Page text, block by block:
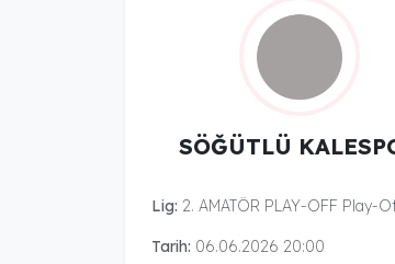
SÖĞÜTLÜ
Lig: 2. AMATÖR PLAY-OFF Play-
Tarih: 06.06.2026 20:00